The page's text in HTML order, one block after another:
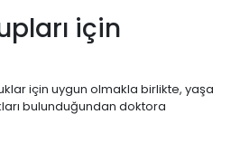
için
için uygun olmakla birlikte, yaşa
bulunduğundan doktora